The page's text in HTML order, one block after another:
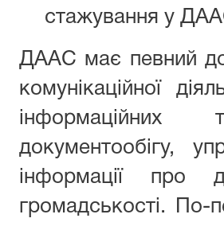
стажування у
ДААС має певний
комунікаційної
інформаційних
документообігу,
інформації про
громадськості. По-